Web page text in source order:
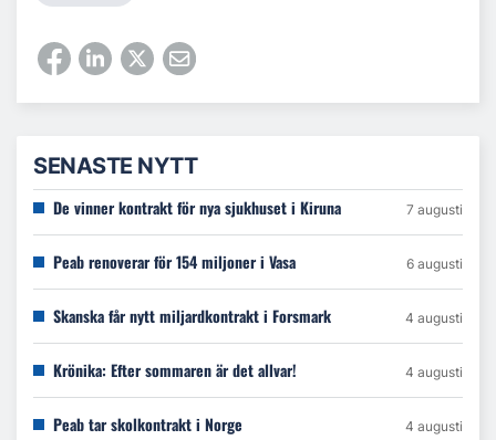
SENASTE NYTT
De vinner kontrakt för nya sjukhuset i Kiruna 7 augusti
Peab renoverar för 154 miljoner i Vasa 6 augusti
Skanska får nytt miljardkontrakt i Forsmark 4 augusti
Krönika: Efter sommaren är det allvar! 4 augusti
Peab tar skolkontrakt i Norge 4 augusti